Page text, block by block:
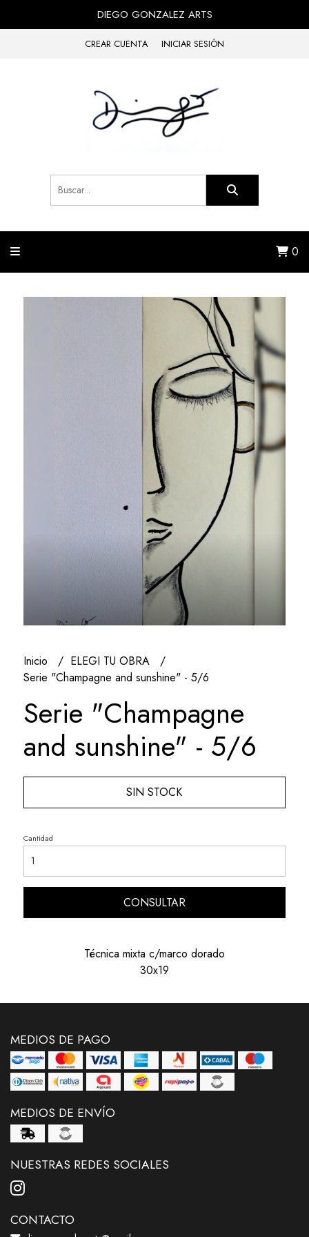
DIEGO GONZALEZ ARTS
CREAR CUENTA INICIAR SESIÓN
0
Inicio
ELEGI TU OBRA
Serie "Champagne and sunshine" - 5/6
Serie "Champagne
and sunshine" - 5/6
SIN STOCK
Cantidad
CONSULTAR
Técnica mixta c/marco dorado
30x19
MEDIOS DE PAGO
MEDIOS DE ENVÍO
NUESTRAS REDES SOCIALES
CONTACTO